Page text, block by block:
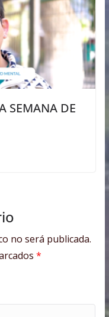
SEMANA DE
no será publicada.
*